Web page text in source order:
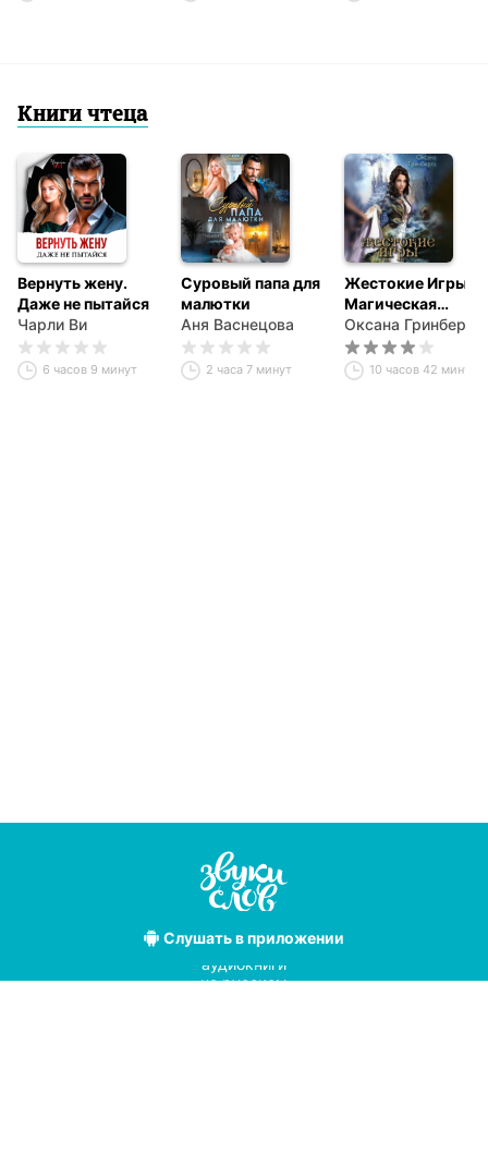
Книги чтеца
Вернуть жену.
Даже не пытайся
Чарли Ви
6 часов 9 минут
Суровый папа для
малютки
Аня Васнецова
2 часа 7 минут
Жестокие Игры.
Магическая
Академия
Оксана Гринберга
10 часов 42 минуты
Слушатьв приложении
Лучшие
аудиокниги
на русском